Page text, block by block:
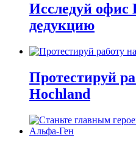
Исследуй
дедукцию
Протестируй
Hochland